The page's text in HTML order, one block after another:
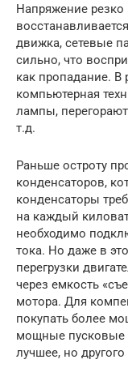
Напряжение резко
движка, сетевые
сильно, что
как пропадание. В
компьютерная
лампы,
т.д.
Раньше остроту
конденсаторов,
конденсаторы
на каждый
необходимо
тока. Но даже в
перегрузки
через емкость
мотора. Для
покупать более
мощные пусковые
лучшее, но